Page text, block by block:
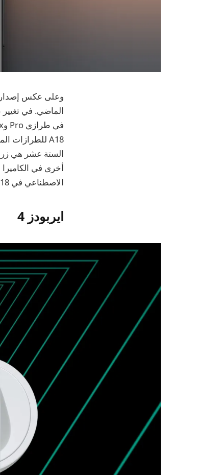
الستة عشر هي زر
الاصطناعي في iOS 18 بأنها نقطة بيع رئيسية.
ايربودز 4